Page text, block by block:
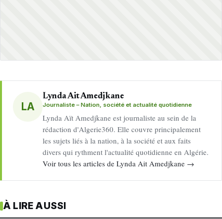
LA
Lynda Ait Amedjkane
Journaliste – Nation, société et actualité quotidienne
Lynda Aït Amedjkane est journaliste au sein de la
rédaction d'Algerie360. Elle couvre principalement
les sujets liés à la nation, à la société et aux faits
divers qui rythment l'actualité quotidienne en Algérie.
Voir tous les articles de Lynda Ait Amedjkane →
À LIRE AUSSI